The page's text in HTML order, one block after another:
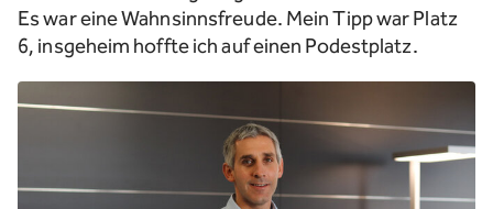
Es war eine Wahnsinnsfreude. Mein Tipp war Platz
6, insgeheim hoffte ich auf einen Podestplatz.